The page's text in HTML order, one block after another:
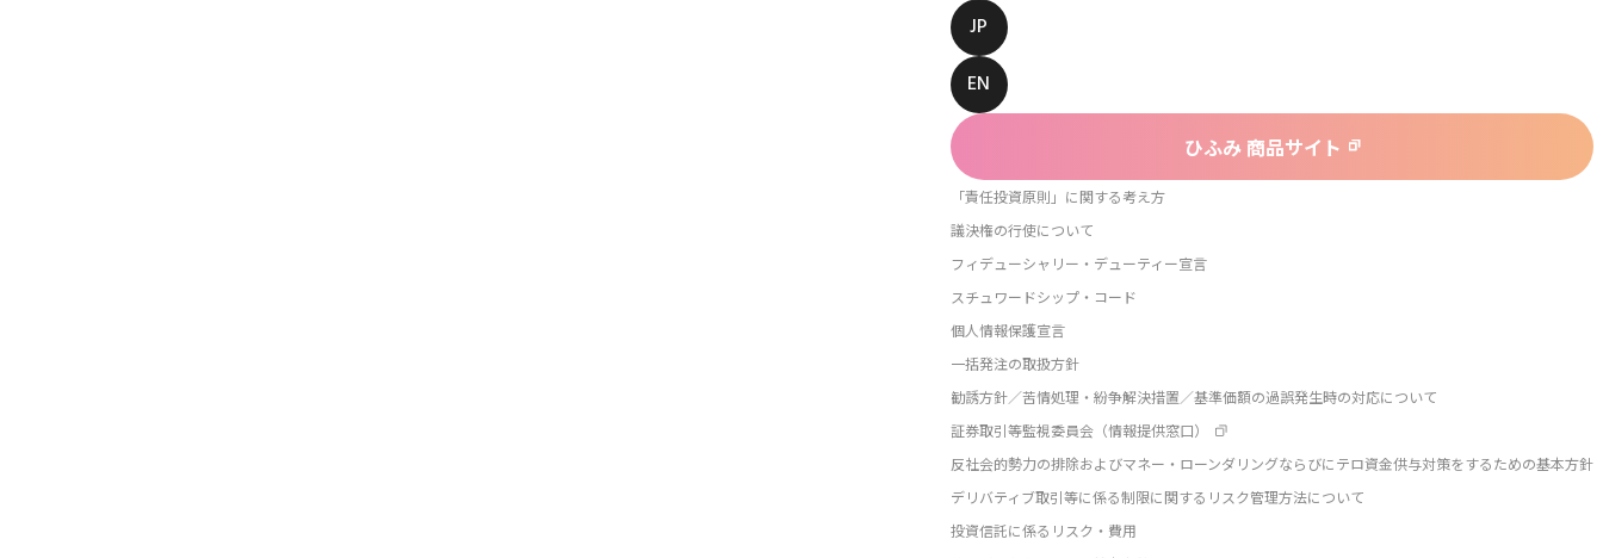
JP
EN
ひふみ 商品サイト
「責任投資原則」に関する考え方
議決権の行使について
フィデューシャリー・デューティー宣言
スチュワードシップ・コード
個人情報保護宣言
一括発注の取扱方針
勧誘方針／苦情処理・紛争解決措置／基準価額の過誤発生時の対応について
証券取引等監視委員会（情報提供窓口）
反社会的勢力の排除およびマネー・ローンダリングならびにテロ資金供与対策をするための基本方針
デリバティブ取引等に係る制限に関するリスク管理方法について
投資信託に係るリスク・費用